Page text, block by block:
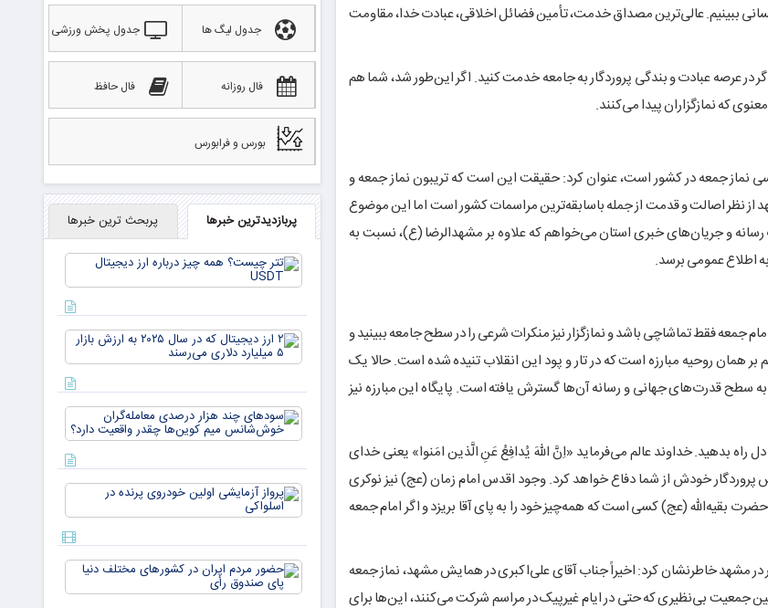
ببینیم. عالی‌ترین مصداق خدمت، تأمین فضائل اخلاقی، عبادت خدا، مقاومت
در عرصه عبادت و بندگی پروردگار به جامعه خدمت کنید. اگر این‌طور شد، شما هم
که نمازگزاران پیدا می‌کنند.
نماز جمعه در کشور است، عنوان کرد: حقیقت این است که تریبون نماز جمعه و
از نظر اصالت و قدمت از جمله باسابقه‌ترین مراسمات کشور است اما این موضوع
و جریان‌های خبری استان می‌خواهم که علاوه بر مشهدالرضا (ع)، نسبت به
اطلاع عمومی برسد.
جمعه فقط تماشاچی باشد و نمازگزار نیز منکرات شرعی را در سطح جامعه ببینید و
همان روحیه مبارزه است که در تار و پود این انقلاب تنیده شده است. حالا یک
به سطح قدرت‌های جهانی و رسانه آن‌ها گسترش یافته است. پایگاه این مبارزه نیز
راه بدهید. خداوند عالم می‌فرماید «اِنَّ اللهَ یُدافِعُ عَنِ الَّذین امَنوا» یعنی خدای
پروردگار خودش از شما دفاع خواهد کرد. وجود اقدس امام زمان (عج) نیز نوکری
بقیه‌الله (عج) کسی است که همه‌چیز خود را به پای آقا بریزد و اگر امام جمعه
مشهد خاطرنشان کرد: اخیراً جناب آقای علی‌اکبری در همایش مشهد، نماز جمعه
جمعیت بی‌نظیری که حتی در ایام غیرپیک در مراسم شرکت می‌کنند، این‌ها برای
جدول لیگ ها جدول پخش ورزشی
فال روزانه فال حافظ
بورس و فرابورس
پربازدیدترین خبرها پربحث ترین خبرها